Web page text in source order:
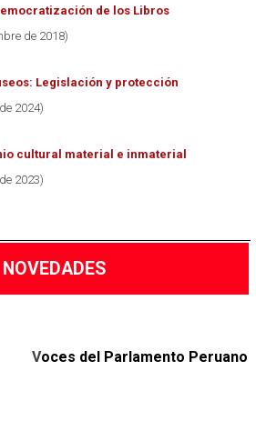
de los Libros
de 2018)
Legislación y protección
2024)
cultural material e inmaterial
2023)
NOVEDADES
Voces del Parlamento Peruano